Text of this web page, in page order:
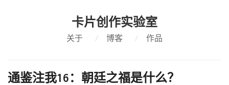
卡片创作实验室
关于 / 博客 / 作品
通鉴注我16：朝廷之福是什么？